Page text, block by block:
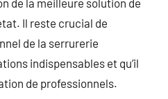
de la meilleure solution de
Il reste crucial de
de la serrurerie
indispensables et qu’il
de professionnels.